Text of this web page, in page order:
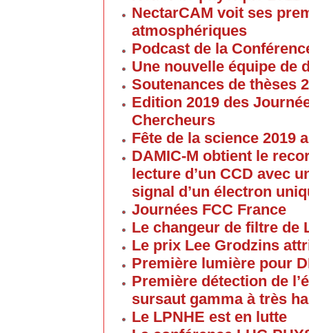
NectarCAM voit ses
atmosphériques
Podcast de la
Une nouvelle équipe de
Soutenances de thèses
Edition 2019 des
Chercheurs
Fête de la science 2019
DAMIC-M obtient le
lecture d’un CCD avec
signal d’un électron
Journées FCC France
Le changeur de filtre de
Le prix Lee Grodzins
Première lumière pour
Première détection de
sursaut gamma à très
Le LPNHE est en lutte